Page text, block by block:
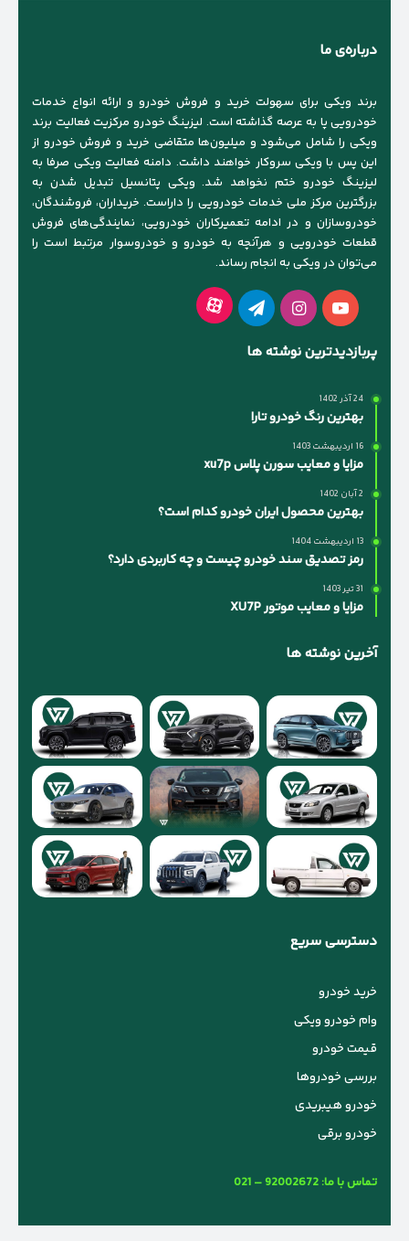
درباره‌ی ما
برند ویکی برای سهولت خرید و فروش خودرو و ارائه انواع خدمات
خودرویی پا به عرصه گذاشته است. لیزینگ خودرو مرکزیت فعالیت برند
ویکی را شامل می‌شود و میلیون‌ها متقاضی خرید و فروش خودرو از
این پس با ویکی سروکار خواهند داشت. دامنه فعالیت ویکی صرفا به
لیزینگ خودرو ختم نخواهد شد. ویکی پتانسیل تبدیل شدن به
بزرگترین مرکز ملی خدمات خودرویی را داراست. خریداران، فروشندگان،
خودروسازان و در ادامه تعمیرکاران خودرویی، نمایندگی‌های فروش
قطعات خودرویی و هرآنچه به خودرو و خودروسوار مرتبط است را
می‌توان در ویکی به انجام رساند.
یوتیوباینستاگرام
تلگرام آپارات
پربازدیدترین نوشته ها
24 آذر 1402
بهترین رنگ خودرو تارا
16 اردیبهشت 1403
مزایا و معایب سورن پلاس xu7p
2 آبان 1402
بهترین محصول ایران خودرو کدام است؟
13 اردیبهشت 1404
رمز تصدیق سند خودرو چیست و چه کاربردی دارد؟
31 تیر 1403
مزایا و معایب موتور XU7P
آخرین نوشته ها
دسترسی سریع
خرید خودرو
وام خودرو ویکی
قیمت خودرو
بررسی خودروها
خودرو هیبریدی
خودرو برقی
تماس با ما: 021 – 92002672